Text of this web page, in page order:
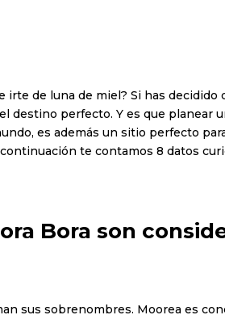
irte de luna de miel? Si has
destino perfecto. Y es que planear
es además un sitio perfecto
te contamos 8 datos
Bora son
sus sobrenombres. Moorea es